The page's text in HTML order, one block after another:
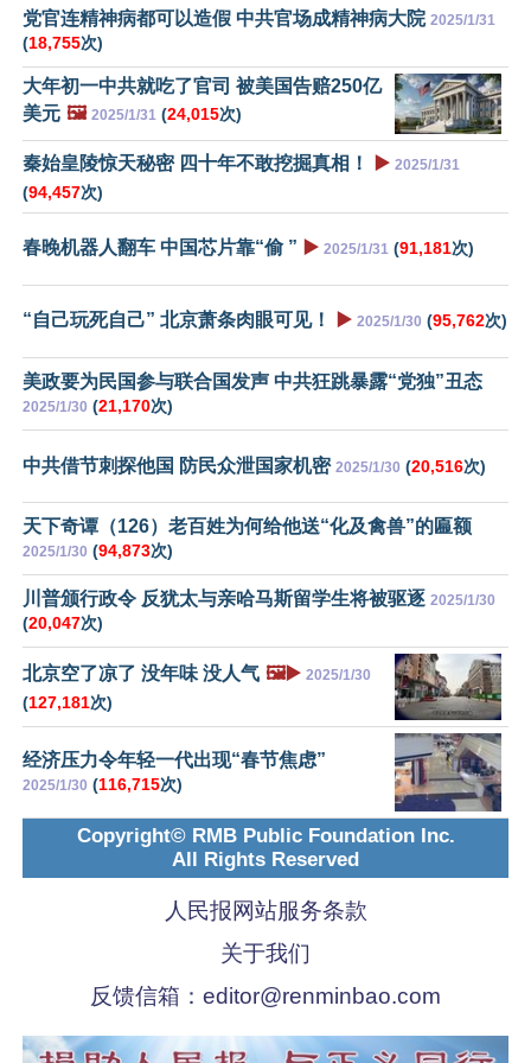
党官连精神病都可以造假 中共官场成精神病大院 2025/1/31
(18,755次)
大年初一中共就吃了官司 被美国告赔250亿
美元 🖼️ 2025/1/31 (24,015次)
秦始皇陵惊天秘密 四十年不敢挖掘真相！ ▶️ 2025/1/31
(94,457次)
春晚机器人翻车 中国芯片靠“偷 ” ▶️ 2025/1/31 (91,181次)
“自己玩死自己” 北京萧条肉眼可见！ ▶️ 2025/1/30 (95,762次)
美政要为民国参与联合国发声 中共狂跳暴露“党独”丑态
2025/1/30 (21,170次)
中共借节刺探他国 防民众泄国家机密 2025/1/30 (20,516次)
天下奇谭（126）老百姓为何给他送“化及禽兽”的匾额
2025/1/30 (94,873次)
川普颁行政令 反犹太与亲哈马斯留学生将被驱逐 2025/1/30
(20,047次)
北京空了凉了 没年味 没人气 🖼️▶️ 2025/1/30
(127,181次)
经济压力令年轻一代出现“春节焦虑”
2025/1/30 (116,715次)
Copyright© RMB Public Foundation Inc.
All Rights Reserved
人民报网站服务条款
关于我们
反馈信箱： editor@renminbao.com